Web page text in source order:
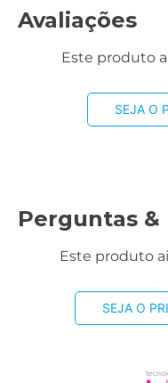
Avaliações
Este produto
SEJA O
Perguntas &
Este produto
SEJA O